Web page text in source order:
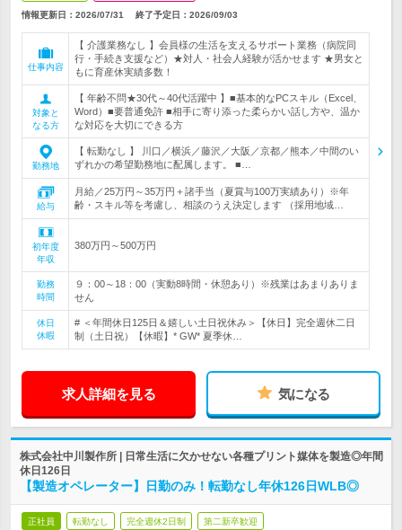
情報更新日：2026/07/31 終了予定日： 2026/09/03
仕事内容
【 介護業務なし 】会員様の生活を支えるサポート業務（病院同
行・手続き支援など）★対人・社会人経験が活かせます ★男女と
もに育産休実績多数！
対象と
なる方
【 年齢不問★30代～40代活躍中 】■基本的なPCスキル（Excel、
Word）■要普通免許 ■相手に寄り添った柔らかい話し方や、温か
な対応を大切にできる方
勤務地
【 転勤なし 】 川口／横浜／藤沢／大阪／京都／熊本／中間のい
ずれかの希望勤務地に配属します。 ■…
給与
月給／25万円～35万円＋諸手当（夏賞与100万実績あり）※年
齢・スキル等を考慮し、相談のうえ決定します （採用地域…
初年度
年収
380万円～500万円
勤務
時間
９：00～18：00（実動8時間・休憩あり）※残業はあまりありま
せん
休日
休暇
# ＜年間休日125日＆嬉しい土日祝休み＞【休日】完全週休二日
制（土日祝）【休暇】* GW* 夏季休…
求人詳細を見る 気になる
株式会社中川製作所 | 日常生活に欠かせない各種プリント媒体を製造◎年間
休日126日
【製造オペレーター】日勤のみ！転勤なし年休126日WLB◎
正社員 転勤なし 完全週休2日制 第二新卒歓迎